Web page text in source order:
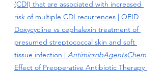
(CDI) that are associated with increased
risk of multiple CDI recurrences | OFID
Doxycycline vs cephalexin treatment of
presumed streptococcal skin and soft
tissue infection | AntimicrobAgentsChem
Effect of Preoperative Antibiotic Therapy